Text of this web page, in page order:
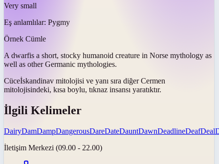
Very small
Eş anlamlılar: Pygmy
Örnek Cümle
A dwarfis a short, stocky humanoid creature in Norse mythology as
well as other Germanic mythologies.
Cüceİskandinav mitolojisi ve yanı sıra diğer Cermen
mitolojisindeki, kısa boylu, tıknaz insansı yaratıktır.
İlgili Kelimeler
DairyDamDampDangerousDareDateDauntDawnDeadlineDeafDeal
İletişim Merkezi (09.00 - 22.00)